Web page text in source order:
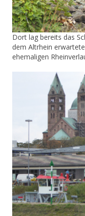
Dort lag bereits das
dem Altrhein
ehemaligen